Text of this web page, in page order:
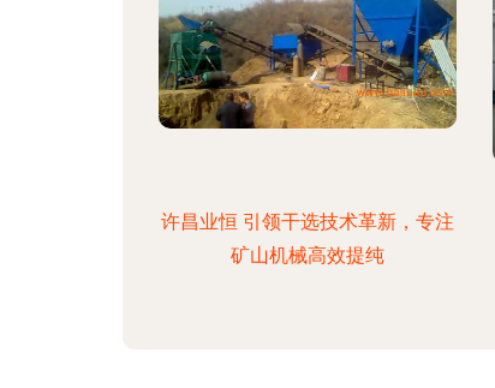
许昌业恒 引领干选技术革新，专注
矿山机械高效提纯